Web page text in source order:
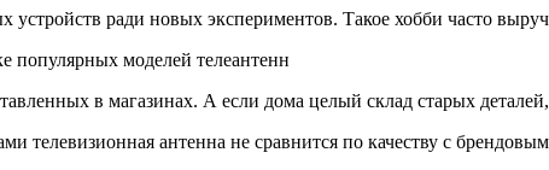
ради новых экспериментов. Такое хобби часто
в магазинах. А если дома целый склад старых
телевизионная антенна не сравнится по качеству с